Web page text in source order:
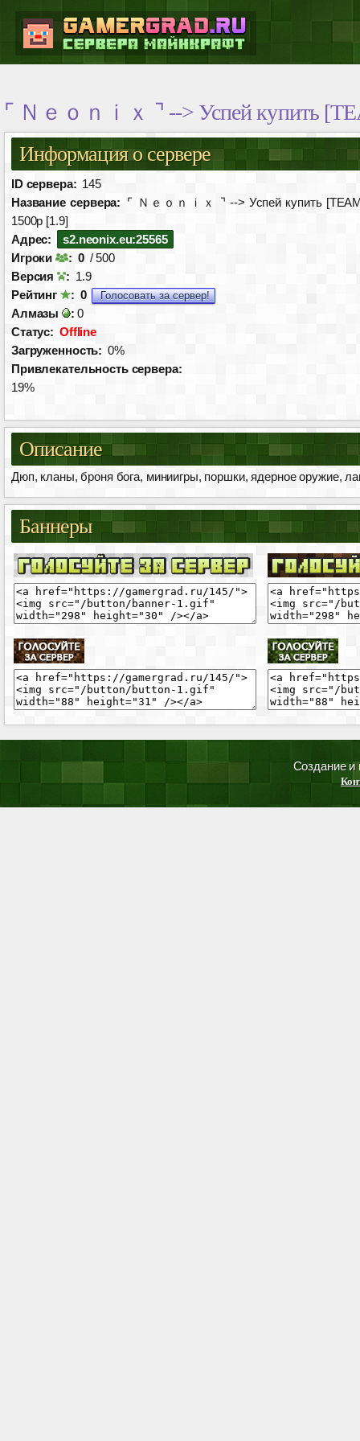
⌜ Ｎｅｏｎｉｘ ⌝ --> Успей купить
Информация о сервере
ID сервера: 145
Название сервера: ⌜ Ｎｅｏｎｉｘ ⌝ --> Успей купить
1500р [1.9]
Адрес:
s2.neonix.eu:25565
Игроки
: 0 / 500
Версия
: 1.9
Рейтинг
: 0 Голосовать за сервер!
Алмазы : 0
Статус: Offline
Загруженность: 0%
Привлекательность сервера:
19%
Описание
Дюп, кланы, броня бога, миниигры, поршки, ядерное оружие,
Баннеры
Создание и